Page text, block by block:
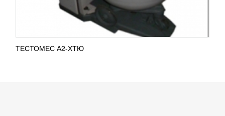
ТЕСТОМЕС А2-ХТЮ